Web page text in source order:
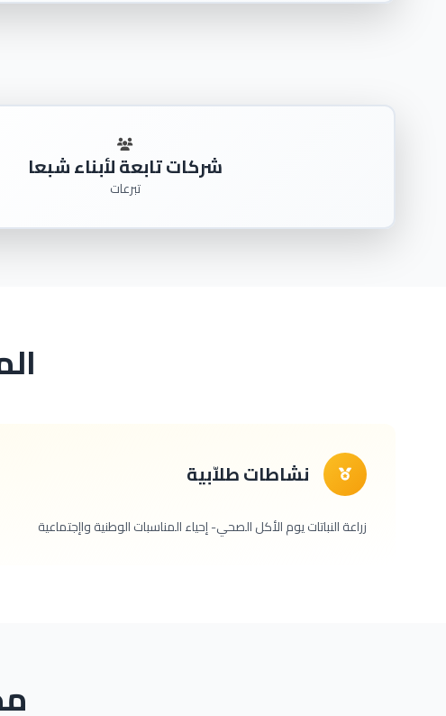
شركات تابعة لأبناء شبعا
تبرعات
نشاطات طلاّبية
زراعة النباتات يوم الأكل الصحي- إحياء المناسبات الوطنية واإجتماعية